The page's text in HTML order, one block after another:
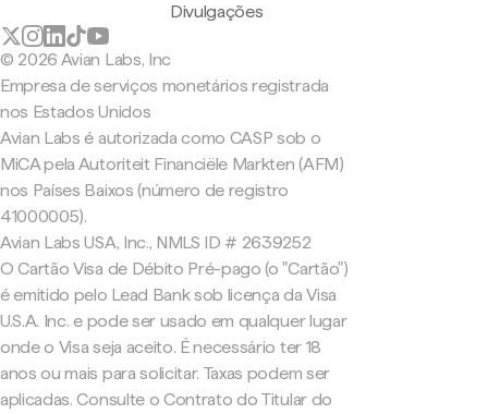
Divulgações
© 2026 Avian Labs, Inc
Empresa de serviços monetários registrada
nos Estados Unidos
Avian Labs é autorizada como CASP sob o
MiCA pela Autoriteit Financiële Markten (AFM)
nos Países Baixos (número de registro
41000005).
Avian Labs USA, Inc., NMLS ID # 2639252
O Cartão Visa de Débito Pré-pago (o "Cartão")
é emitido pelo Lead Bank sob licença da Visa
U.S.A. Inc. e pode ser usado em qualquer lugar
onde o Visa seja aceito. É necessário ter 18
anos ou mais para solicitar. Taxas podem ser
aplicadas. Consulte o Contrato do Titular do